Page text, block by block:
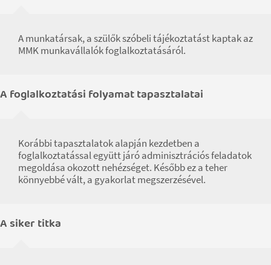
A munkatársak, a szülők szóbeli tájékoztatást kaptak az
MMK munkavállalók foglalkoztatásáról.
A foglalkoztatási folyamat tapasztalatai
Korábbi tapasztalatok alapján kezdetben a
foglalkoztatással együtt járó adminisztrációs feladatok
megoldása okozott nehézséget. Később ez a teher
könnyebbé vált, a gyakorlat megszerzésével.
A siker titka